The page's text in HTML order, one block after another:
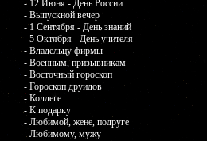
- 12 Июня - День России
- Выпускной вечер
- 1 Сентября - День знаний
- 5 Октября - День учителя
- Владельцу фирмы
- Военным, призывникам
- Восточный гороскоп
- Гороскоп друидов
- Коллеге
- К подарку
- Любимой, жене, подруге
- Любимому, мужу